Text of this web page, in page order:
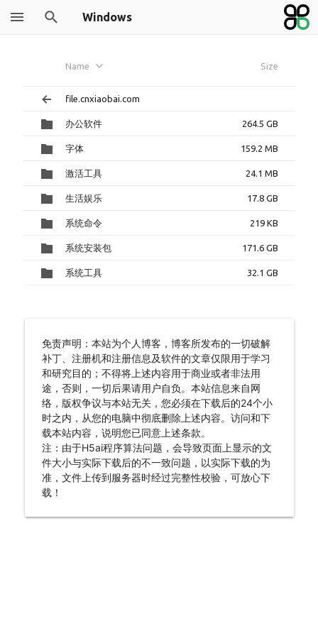
Windows
Name Size
file.cnxiaobai.com
办公软件 264.5 GB
字体 159.2 MB
激活工具 24.1 MB
生活娱乐 17.8 GB
系统命令 219 KB
系统安装包 171.6 GB
系统工具 32.1 GB